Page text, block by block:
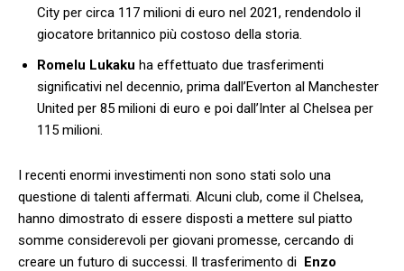
⁤City per circa 117 ⁤milioni di euro nel 2021,⁣ rendendolo il
giocatore ‍britannico‌ più costoso della storia.
Romelu Lukaku ⁣ha ⁣effettuato due trasferimenti
significativi nel decennio, prima ⁣dall’Everton al Manchester
United per 85 milioni‍ di‌ euro e poi ⁣dall’Inter al Chelsea per
115‌ milioni.
I⁢ recenti enormi investimenti non sono⁢ stati‍ solo ‍una
questione di talenti affermati.⁢ Alcuni club, come il Chelsea,
hanno‌ dimostrato di ‌essere disposti a mettere sul piatto
somme considerevoli per giovani promesse, ⁣cercando di
creare ‌un​ futuro ⁣di successi. ⁤Il trasferimento di ‍ Enzo